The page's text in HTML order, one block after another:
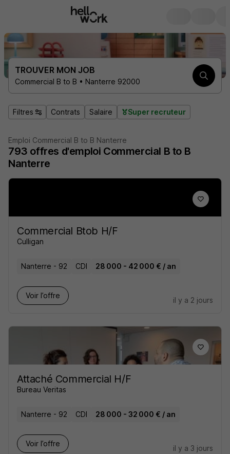
TROUVER MON JOB
Commercial B to B • Nanterre 92000
Filtres Contrats Salaire Super recruteur
Emploi Commercial B to B Nanterre
793 offres d'emploi Commercial B to B
Nanterre
Commercial Btob H/F
Culligan
Nanterre - 92 CDI 28 000 - 42 000 € / an
Voir l’offre
il y a 2 jours
Attaché Commercial H/F
Bureau Veritas
Nanterre - 92 CDI 28 000 - 32 000 € / an
Voir l’offre
il y a 3 jours